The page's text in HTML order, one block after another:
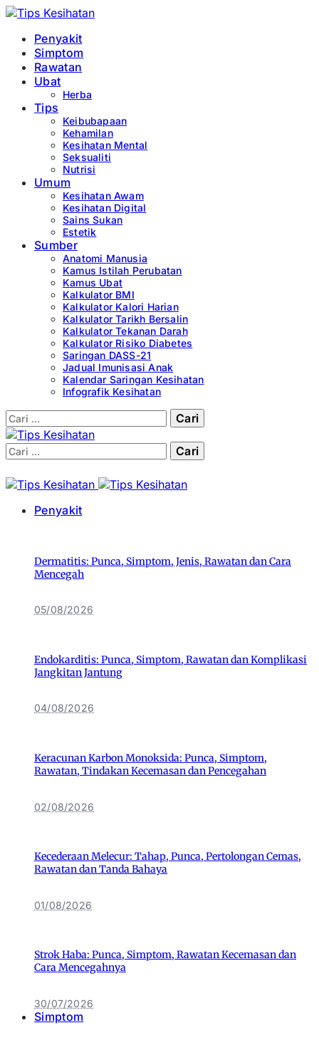
Penyakit
Simptom
Rawatan
Ubat
Herba
Tips
Keibubapaan
Kehamilan
Kesihatan Mental
Seksualiti
Nutrisi
Umum
Kesihatan Awam
Kesihatan Digital
Sains Sukan
Estetik
Sumber
Anatomi Manusia
Kamus Istilah Perubatan
Kamus Ubat
Kalkulator BMI
Kalkulator Kalori Harian
Kalkulator Tarikh Bersalin
Kalkulator Tekanan Darah
Kalkulator Risiko Diabetes
Saringan DASS-21
Jadual Imunisasi Anak
Kalendar Saringan Kesihatan
Infografik Kesihatan
Cari:
Cari:
Penyakit
Dermatitis: Punca, Simptom, Jenis, Rawatan dan Cara
Mencegah
05/08/2026
Endokarditis: Punca, Simptom, Rawatan dan Komplikasi
Jangkitan Jantung
04/08/2026
Keracunan Karbon Monoksida: Punca, Simptom,
Rawatan, Tindakan Kecemasan dan Pencegahan
02/08/2026
Kecederaan Melecur: Tahap, Punca, Pertolongan Cemas,
Rawatan dan Tanda Bahaya
01/08/2026
Strok Haba: Punca, Simptom, Rawatan Kecemasan dan
Cara Mencegahnya
30/07/2026
Simptom